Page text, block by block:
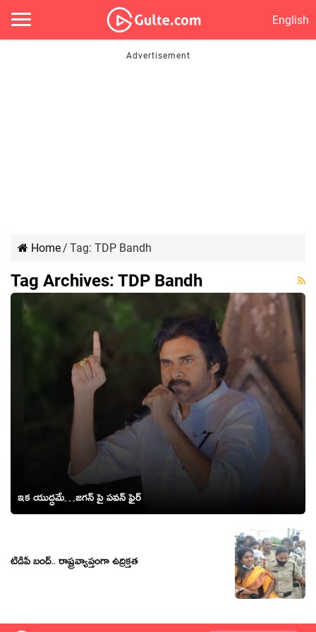
English
Home/ Tag: TDP Bandh
Tag Archives: TDP Bandh
ఇక యుద్ధమే…జగన్ పై పవన్ ఫైర్
టీడీపీ బంద్.. రాష్ట్రవ్యాప్తంగా ఉద్రిక్తత